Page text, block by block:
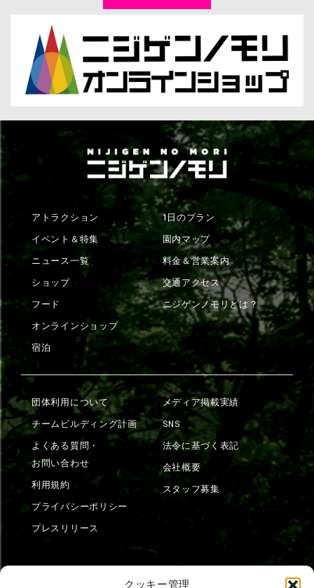
クッキー管理
アトラクション
イベント＆特集
ニュース一覧
ショップ
フード
オンラインショップ
宿泊
1日のプラン
園内マップ
料金＆営業案内
交通アクセス
ニジゲンノモリとは？
団体利用について
チームビルディング計画
よくある質問・
お問い合わせ
利用規約
プライバシーポリシー
プレスリリース
メディア掲載実績
SNS
法令に基づく表記
会社概要
スタッフ募集